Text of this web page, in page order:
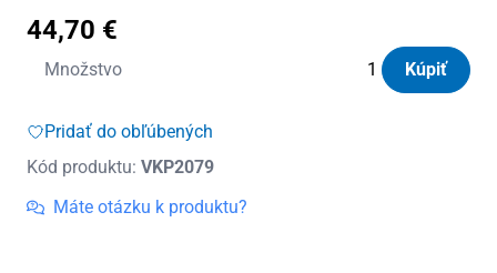
44,70 €
Množstvo
množstvo
do
plastová
Ford
Kúpiť
Pridať do obľúbených
Kód produktu: VKP2079
Máte otázku k produktu?